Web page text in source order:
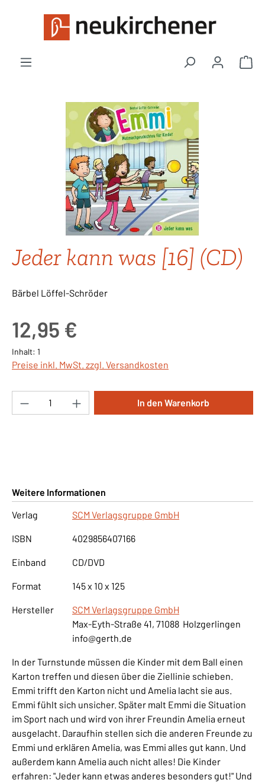
Zum Hauptinhalt springen
Bildergalerie überspringen
Jeder kann was [16] (CD)
Bärbel Löffel-Schröder
12,95 €
Inhalt: 1
Preise inkl. MwSt. zzgl. Versandkosten
Produkt Anzahl: Gib den gewünschten
In den Warenkorb
Weitere Informationen
Verlag
SCM Verlagsgruppe GmbH
ISBN 4029856407166
Einband CD/DVD
Format 145 x 10 x 125
Hersteller
SCM Verlagsgruppe GmbH
Max-Eyth-Straße 41, 71088 Holzgerlingen
info@gerth.de
In der Turnstunde müssen die Kinder mit dem Ball einen
Karton treffen und diesen über die Ziellinie schieben.
Emmi trifft den Karton nicht und Amelia lacht sie aus.
Emmi fühlt sich unsicher. Später malt Emmi die Situation
im Sport nach und wird von ihrer Freundin Amelia erneut
ausgelacht. Daraufhin stellen sich die anderen Freunde zu
Emmi und erklären Amelia, was Emmi alles gut kann. Und
außerdem kann Amelia auch nicht alles! Die Kinder
erfahren: "Jeder kann etwas anderes besonders gut!" Und